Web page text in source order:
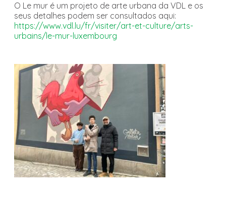
O Le mur é um projeto de arte urbana da VDL e os
seus detalhes podem ser consultados aqui:
https://www.vdl.lu/fr/visiter/art-et-culture/arts-
urbains/le-mur-luxembourg